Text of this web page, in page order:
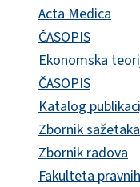
Acta Medica
ČASOPIS
Ekonomska
ČASOPIS
Katalog
Zbornik
Zbornik radova
Fakulteta